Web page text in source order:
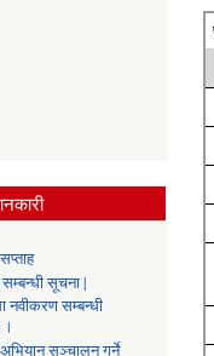
सूचना |
नवीकरण सम्बन्धी
अभियान सञ्चालन गर्ने